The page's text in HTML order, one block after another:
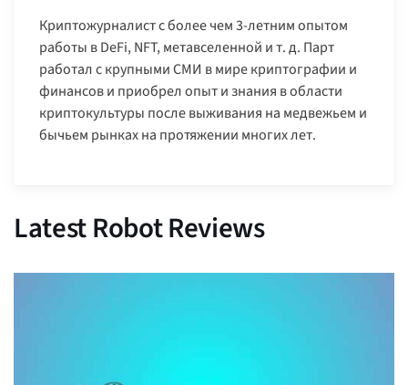
Криптожурналист с более чем 3-летним опытом
работы в DeFi, NFT, метавселенной и т. д. Парт
работал с крупными СМИ в мире криптографии и
финансов и приобрел опыт и знания в области
криптокультуры после выживания на медвежьем и
бычьем рынках на протяжении многих лет.
Latest Robot Reviews